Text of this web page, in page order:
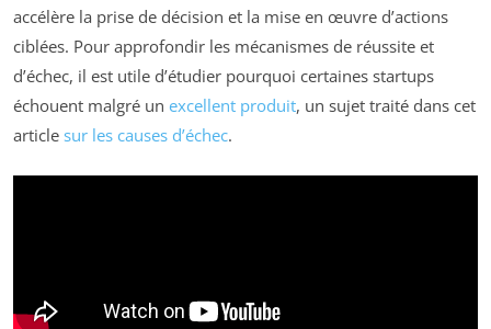
accélère la prise de décision et la mise en œuvre d’actions
ciblées. Pour approfondir les mécanismes de réussite et
d’échec, il est utile d’étudier pourquoi certaines startups
échouent malgré un excellent produit, un sujet traité dans cet
article sur les causes d’échec.